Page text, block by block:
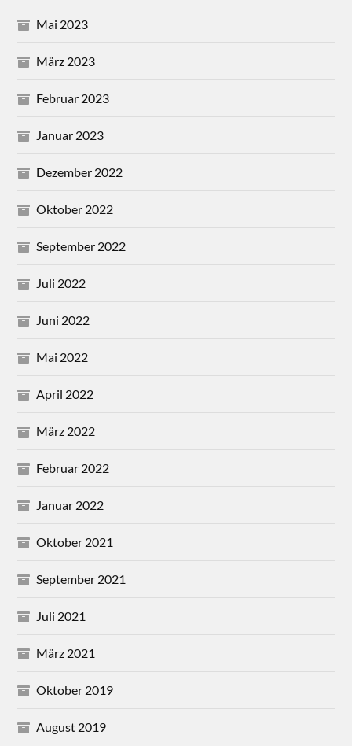
Mai 2023
März 2023
Februar 2023
Januar 2023
Dezember 2022
Oktober 2022
September 2022
Juli 2022
Juni 2022
Mai 2022
April 2022
März 2022
Februar 2022
Januar 2022
Oktober 2021
September 2021
Juli 2021
März 2021
Oktober 2019
August 2019